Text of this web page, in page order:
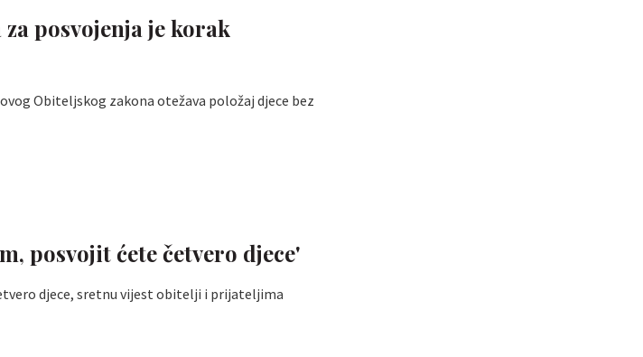
posvojenja je korak
Obiteljskog zakona otežava položaj djece bez
posvojit ćete četvero djece'
djece, sretnu vijest obitelji i prijateljima